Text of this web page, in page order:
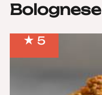
Bolognese
5